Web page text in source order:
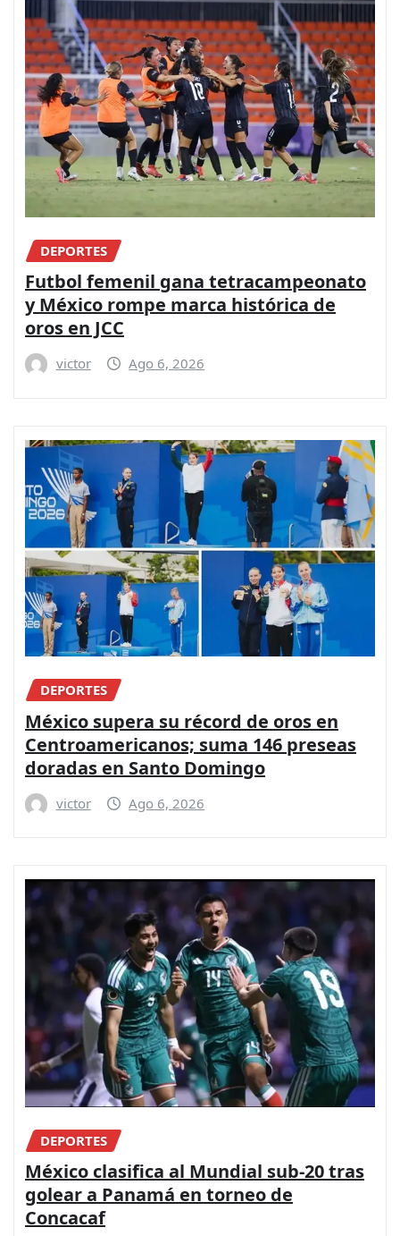
DEPORTES
Futbol femenil gana tetracampeonato
y México rompe marca histórica de
oros en JCC
victor Ago 6, 2026
DEPORTES
México supera su récord de oros en
Centroamericanos; suma 146 preseas
doradas en Santo Domingo
victor Ago 6, 2026
DEPORTES
México clasifica al Mundial sub-20 tras
golear a Panamá en torneo de
Concacaf